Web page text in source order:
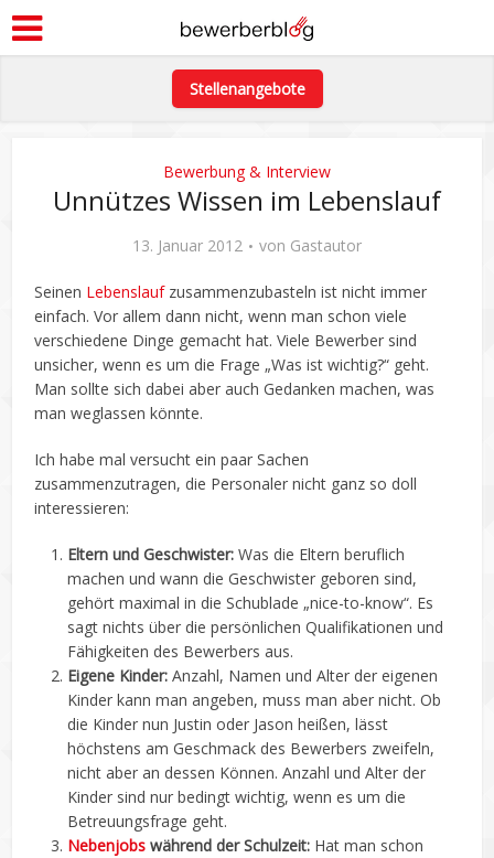
Stellenangebote
Bewerbung & Interview
Unnützes Wissen im Lebenslauf
13. Januar 2012 von Gastautor
Seinen Lebenslaufzusammenzubasteln ist nicht immer
einfach. Vor allem dann nicht, wenn man schon viele
verschiedene Dinge gemacht hat. Viele Bewerber sind
unsicher, wenn es um die Frage „Was ist wichtig?“ geht.
Man sollte sich dabei aber auch Gedanken machen, was
man weglassen könnte.
Ich habe mal versucht ein paar Sachen
zusammenzutragen, die Personaler nicht ganz so doll
interessieren:
Eltern und Geschwister:Was die Eltern beruflich
machen und wann die Geschwister geboren sind,
gehört maximal in die Schublade „nice-to-know“. Es
sagt nichts über die persönlichen Qualifikationen und
Fähigkeiten des Bewerbers aus.
Eigene Kinder: Anzahl, Namen und Alter der eigenen
Kinder kann man angeben, muss man aber nicht. Ob
die Kinder nun Justin oder Jason heißen, lässt
höchstens am Geschmack des Bewerbers zweifeln,
nicht aber an dessen Können. Anzahl und Alter der
Kinder sind nur bedingt wichtig, wenn es um die
Betreuungsfrage geht.
Nebenjobs während der Schulzeit: Hat man schon